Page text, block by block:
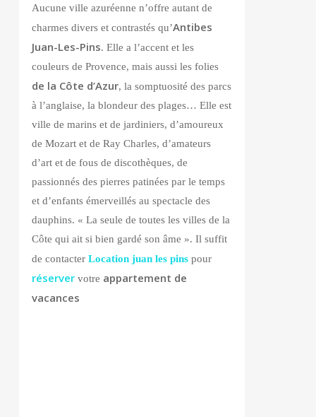
Aucune ville azuréenne n’offre autant de
charmes divers et contrastés qu’Antibes
Juan-Les-Pins. Elle a l’accent et les
couleurs de Provence, mais aussi les folies
de la Côte d’Azur, la somptuosité des parcs
à l’anglaise, la blondeur des plages… Elle est
ville de marins et de jardiniers, d’amoureux
de Mozart et de Ray Charles, d’amateurs
d’art et de fous de discothèques, de
passionnés des pierres patinées par le temps
et d’enfants émerveillés au spectacle des
dauphins. « La seule de toutes les villes de la
Côte qui ait si bien gardé son âme ». Il suffit
de contacter Location juan les pinspour
réservervotre appartement de
vacances